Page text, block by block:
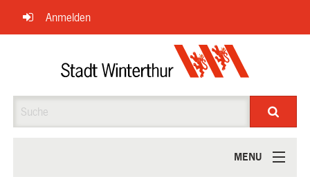
Navigation
überspringen
Anmelden
MENU